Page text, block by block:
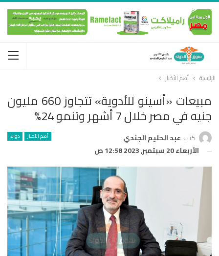
الرئيسية أهم الأخبار
مبيعات «أسينو للأدوية» تتجاوز 660 مليون
جنيه في مصر خلال 7 أشهر وتنمو 24%
أهم الأخبار دواء كتب عبد الحليم الجندي
الأربعاء 20 سبتمبر, 2023 12:58 ص